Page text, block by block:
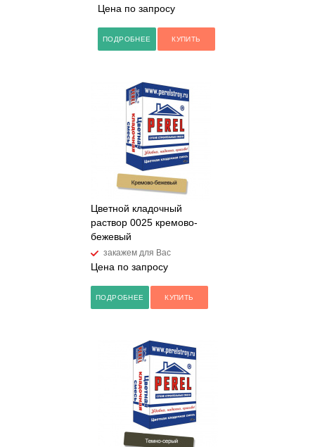
Цена по запросу
ПОДРОБНЕЕ КУПИТЬ
Цветной кладочный
раствор 0025 кремово-
бежевый
закажем для Вас
Цена по запросу
ПОДРОБНЕЕ КУПИТЬ